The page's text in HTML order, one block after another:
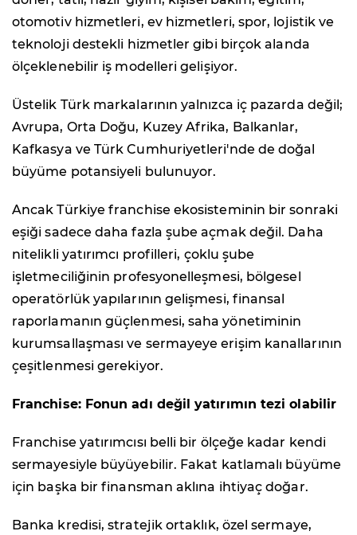
otomotiv hizmetleri, ev hizmetleri, spor, lojistik ve
teknoloji destekli hizmetler gibi birçok alanda
ölçeklenebilir iş modelleri gelişiyor.
Üstelik Türk markalarının yalnızca iç pazarda değil;
Avrupa, Orta Doğu, Kuzey Afrika, Balkanlar,
Kafkasya ve Türk Cumhuriyetleri'nde de doğal
büyüme potansiyeli bulunuyor.
Ancak Türkiye franchise ekosisteminin bir sonraki
eşiği sadece daha fazla şube açmak değil. Daha
nitelikli yatırımcı profilleri, çoklu şube
işletmeciliğinin profesyonelleşmesi, bölgesel
operatörlük yapılarının gelişmesi, finansal
raporlamanın güçlenmesi, saha yönetiminin
kurumsallaşması ve sermayeye erişim kanallarının
çeşitlenmesi gerekiyor.
Franchise: Fonun adı değil yatırımın tezi olabilir
Franchise yatırımcısı belli bir ölçeğe kadar kendi
sermayesiyle büyüyebilir. Fakat katlamalı büyüme
için başka bir finansman aklına ihtiyaç doğar.
Banka kredisi, stratejik ortaklık, özel sermaye,